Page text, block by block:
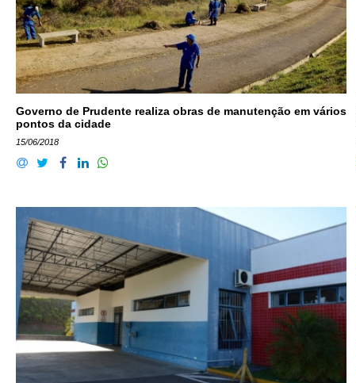
Governo de Prudente realiza obras de manutenção em vários
pontos da cidade
15/06/2018